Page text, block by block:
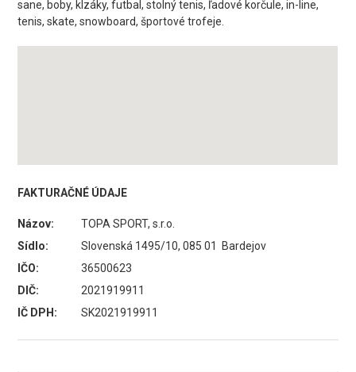
sane, boby, klzáky, futbal, stolný tenis, ľadové korčule, in-line,
tenis, skate, snowboard, športové trofeje.
FAKTURAČNÉ ÚDAJE
Názov:
TOPA SPORT, s.r.o.
Sídlo:
Slovenská 1495/10, 085 01 Bardejov
IČO:
36500623
DIČ:
2021919911
IČ DPH:
SK2021919911